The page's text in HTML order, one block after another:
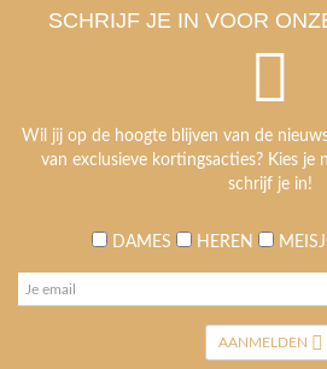
SCHRIJF JE IN VOOR
Wil jij op de hoogte blijven van de
van exclusieve kortingsacties? Kies je
schrijf je in!
DAMES HEREN
AANMELDEN